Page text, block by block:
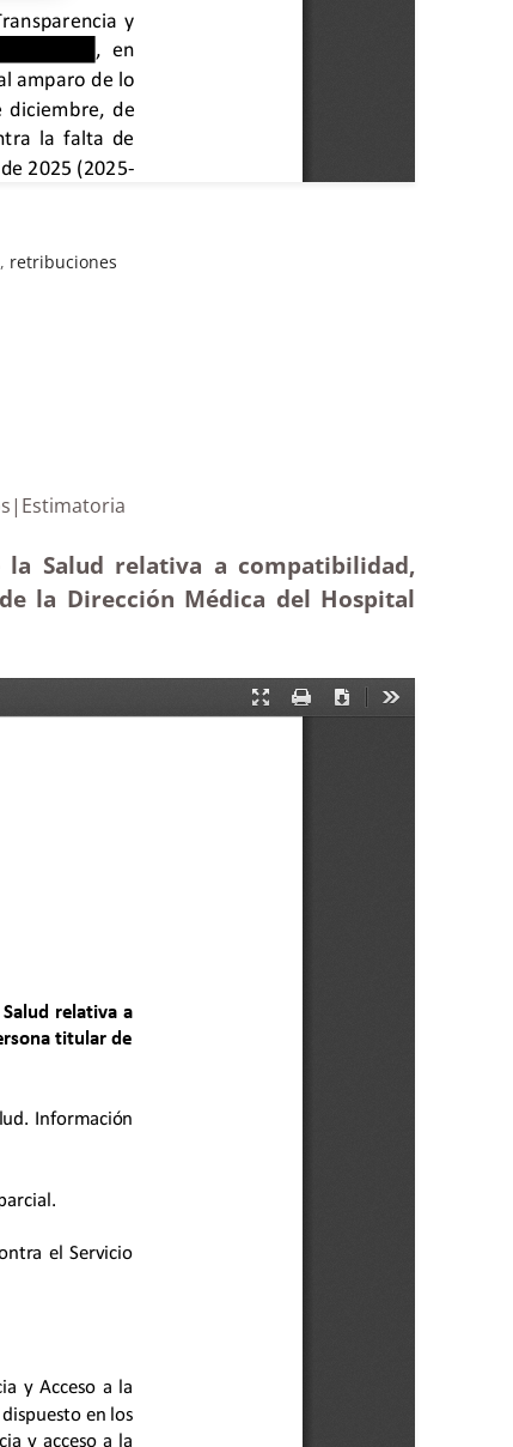
, retribuciones
Salud relativa a compatibilidad,
la Dirección Médica del Hospital